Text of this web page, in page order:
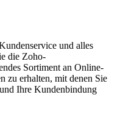
und alles
die Zoho-
Sortiment an Online-
zu erhalten, mit denen Sie
Ihre Kundenbindung